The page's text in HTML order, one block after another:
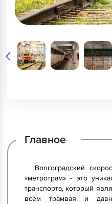
Главное
Волгоградский
«метротрам» - это
транспорта, который
всем трамвая и